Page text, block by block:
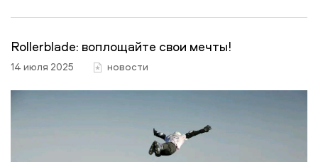
Rollerblade: воплощайте свои мечты!
14 июля 2025 новости